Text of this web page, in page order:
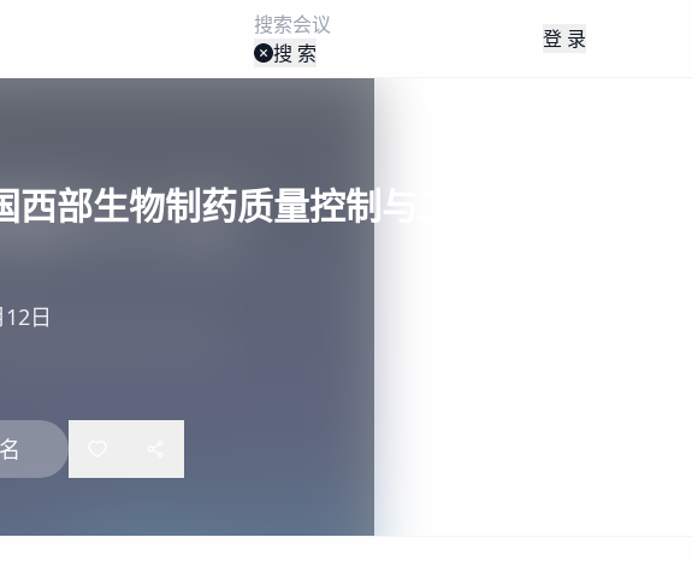
搜 索
登 录
部生物制药质量控制与工艺创新
日